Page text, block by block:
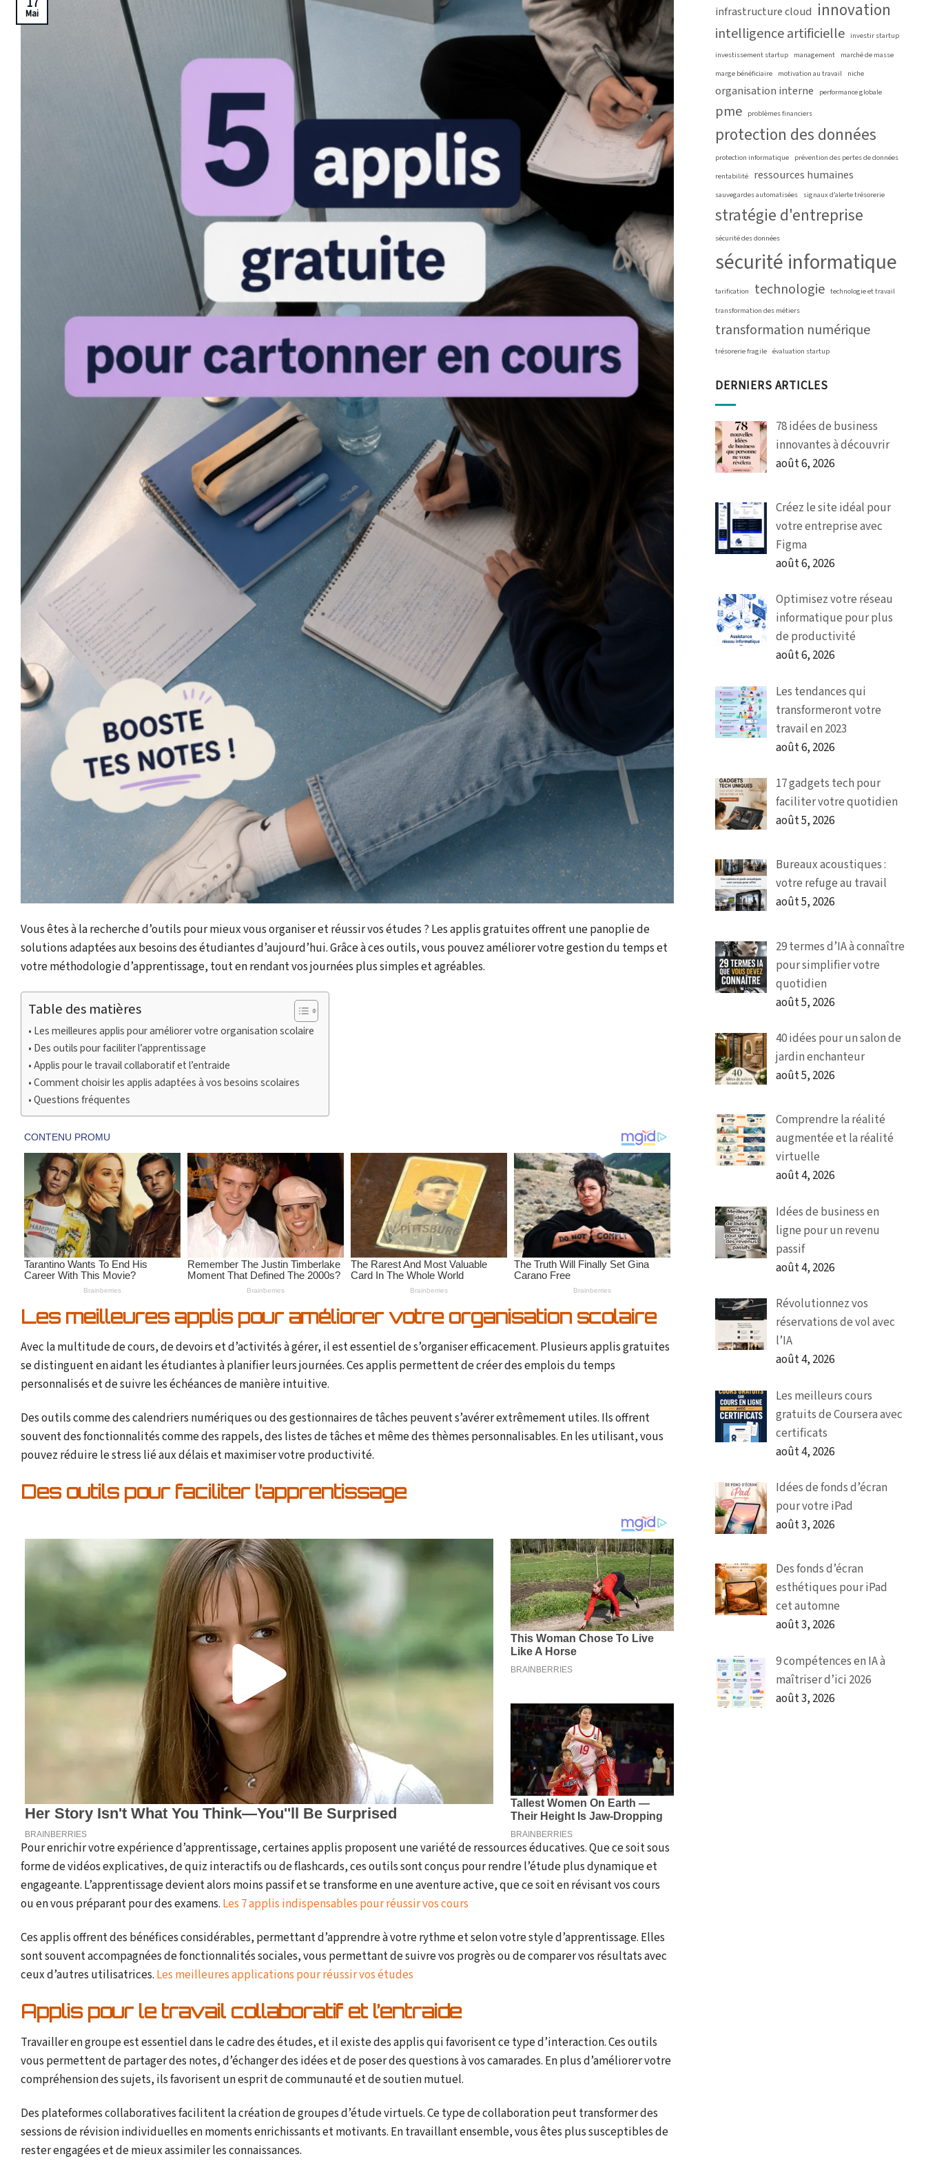
Mai
Vous êtes à la recherche d’outils pour mieux vous organiser et réussir vos études ? Les applis gratuites offrent une panoplie de
solutions adaptées aux besoins des étudiantes d’aujourd’hui. Grâce à ces outils, vous pouvez améliorer votre gestion du temps et
votre méthodologie d’apprentissage, tout en rendant vos journées plus simples et agréables.
Table des matières
Les meilleures applis pour améliorer votre organisation scolaire
Des outils pour faciliter l’apprentissage
Applis pour le travail collaboratif et l’entraide
Comment choisir les applis adaptées à vos besoins scolaires
Questions fréquentes
Les meilleures applis pour améliorer votre organisation scolaire
Avec la multitude de cours, de devoirs et d’activités à gérer, il est essentiel de s’organiser efficacement. Plusieurs applis gratuites
se distinguent en aidant les étudiantes à planifier leurs journées. Ces applis permettent de créer des emplois du temps
personnalisés et de suivre les échéances de manière intuitive.
Des outils comme des calendriers numériques ou des gestionnaires de tâches peuvent s’avérer extrêmement utiles. Ils offrent
souvent des fonctionnalités comme des rappels, des listes de tâches et même des thèmes personnalisables. En les utilisant, vous
pouvez réduire le stress lié aux délais et maximiser votre productivité.
Des outils pour faciliter l’apprentissage
Pour enrichir votre expérience d’apprentissage, certaines applis proposent une variété de ressources éducatives. Que ce soit sous
forme de vidéos explicatives, de quiz interactifs ou de flashcards, ces outils sont conçus pour rendre l’étude plus dynamique et
engageante. L’apprentissage devient alors moins passif et se transforme en une aventure active, que ce soit en révisant vos cours
ou en vous préparant pour des examens. Les 7 applis indispensables pour réussir vos cours
Ces applis offrent des bénéfices considérables, permettant d’apprendre à votre rythme et selon votre style d’apprentissage. Elles
sont souvent accompagnées de fonctionnalités sociales, vous permettant de suivre vos progrès ou de comparer vos résultats avec
ceux d’autres utilisatrices. Les meilleures applications pour réussir vos études
Applis pour le travail collaboratif et l’entraide
Travailler en groupe est essentiel dans le cadre des études, et il existe des applis qui favorisent ce type d’interaction. Ces outils
vous permettent de partager des notes, d’échanger des idées et de poser des questions à vos camarades. En plus d’améliorer votre
compréhension des sujets, ils favorisent un esprit de communauté et de soutien mutuel.
Des plateformes collaboratives facilitent la création de groupes d’étude virtuels. Ce type de collaboration peut transformer des
sessions de révision individuelles en moments enrichissants et motivants. En travaillant ensemble, vous êtes plus susceptibles de
rester engagées et de mieux assimiler les connaissances.
infrastructure cloud innovation
intelligence artificielle investir startup
investissement startup management marché de masse
marge bénéficiaire motivation au travail niche
organisation interne performance globale
pme problèmes financiers
protection des données
protection informatique prévention des pertes de données
rentabilité ressources humaines
sauvegardes automatisées signaux d’alerte trésorerie
stratégie d'entreprise
sécurité des données
sécurité informatique
tarification technologie technologie et travail
transformation des métiers
transformation numérique
trésorerie fragile évaluation startup
DERNIERS ARTICLES
78 idées de business
innovantes à découvrir
août 6, 2026
Créez le site idéal pour
votre entreprise avec
Figma
août 6, 2026
Optimisez votre réseau
informatique pour plus
de productivité
août 6, 2026
Les tendances qui
transformeront votre
travail en 2023
août 6, 2026
17 gadgets tech pour
faciliter votre quotidien
août 5, 2026
Bureaux acoustiques :
votre refuge au travail
août 5, 2026
29 termes d’IA à connaître
pour simplifier votre
quotidien
août 5, 2026
40 idées pour un salon de
jardin enchanteur
août 5, 2026
Comprendre la réalité
augmentée et la réalité
virtuelle
août 4, 2026
Idées de business en
ligne pour un revenu
passif
août 4, 2026
Révolutionnez vos
réservations de vol avec
l’IA
août 4, 2026
Les meilleurs cours
gratuits de Coursera avec
certificats
août 4, 2026
Idées de fonds d’écran
pour votre iPad
août 3, 2026
Des fonds d’écran
esthétiques pour iPad
cet automne
août 3, 2026
9 compétences en IA à
maîtriser d’ici 2026
août 3, 2026